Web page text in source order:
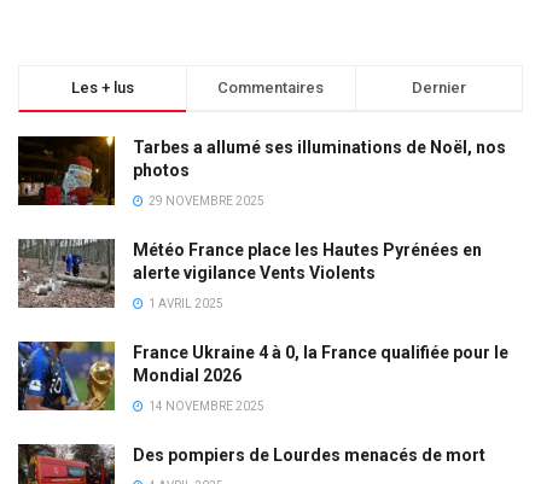
Les + lus Commentaires Dernier
Tarbes a allumé ses illuminations de Noël, nos
photos
29 NOVEMBRE 2025
Météo France place les Hautes Pyrénées en
alerte vigilance Vents Violents
1 AVRIL 2025
France Ukraine 4 à 0, la France qualifiée pour le
Mondial 2026
14 NOVEMBRE 2025
Des pompiers de Lourdes menacés de mort